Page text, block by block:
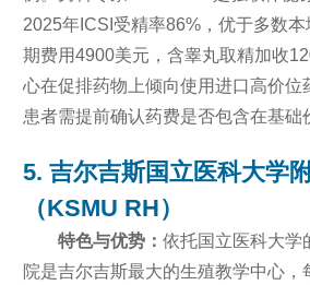
2025年ICSI受精率86%，优于多数
期费用4900美元，含睾丸取精加收
心在促排药物上倾向使用进口高价位
患者需提前确认药费是否包含在基础
5. 吉尔吉斯国立医科大学
（KSMU RH）
特色与优势： 依托国立医科大学
院是吉尔吉斯最大的生殖教学中心，